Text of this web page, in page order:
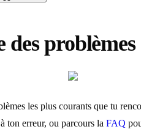
des
les plus courants que tu
ton erreur, ou parcours la FAQ